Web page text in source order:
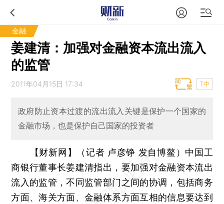
金融
姜建清：加强对金融资本流出流入
的监管
2011年04月15日 17:34 T中
政府防止资本过渡的流出流入关键是保护一个国家的
金融市场，也是保护自己国家的投资者
【财新网】（记者 卢彦铮 发自博鳌） 中国工
商银行董事长姜建清指出，要加强对金融资本流出
流入的监管，不同监管部门之间的协调，包括商务
方面、海关方面、金融体系方面互相的信息要达到